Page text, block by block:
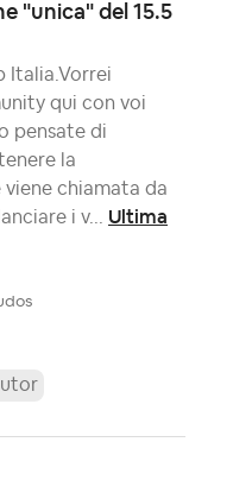
"unica" del 15.5
Italia.Vorrei
qui con voi
pensate di
la
chiamata da
i v... Ultima